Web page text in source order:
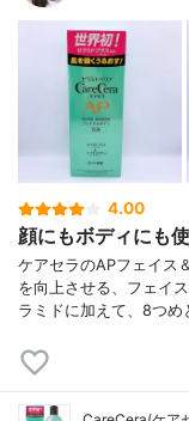
4.00
顔にもボディにも
ケアセラのAPフェイス
を向上させる、フェイ
ラミドに加えて、8つ